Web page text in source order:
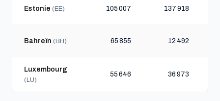
Estonie (EE) 105 007 137 918
Bahreïn (BH) 65 855 12 492
Luxembourg
(LU)
55 646 36 973